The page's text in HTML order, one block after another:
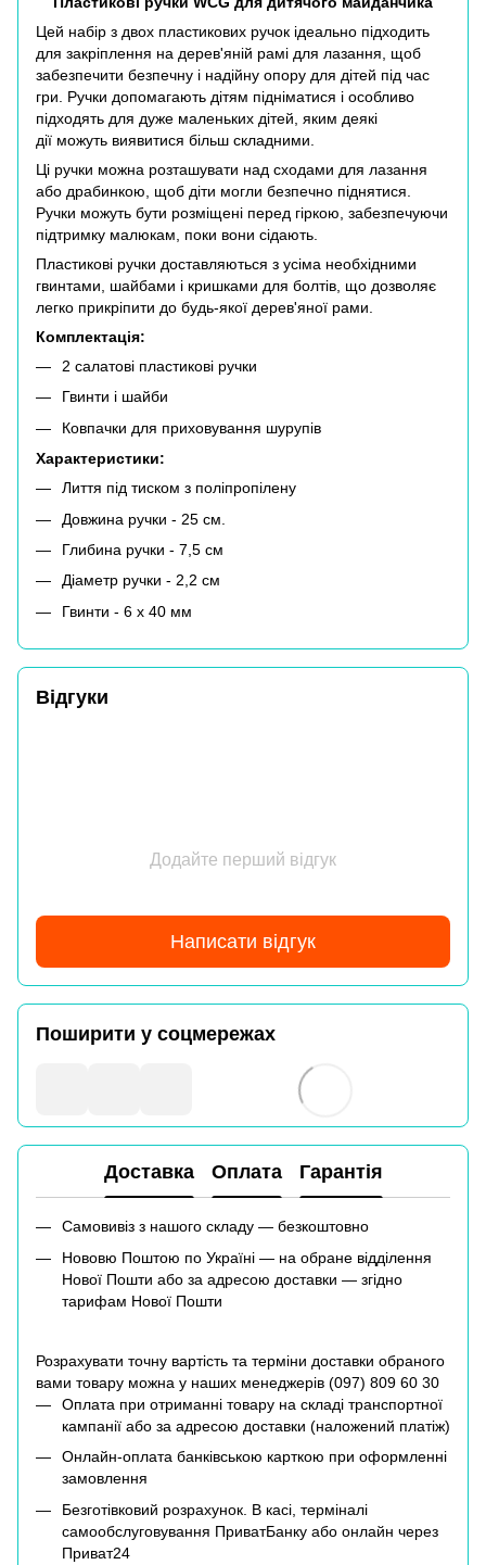
Цей набір з двох пластикових ручок ідеально підходить
для закріплення на дерев'яній рамі для лазання, щоб
забезпечити безпечну і надійну опору для дітей під час
гри. Ручки допомагають дітям підніматися і особливо
підходять для дуже маленьких дітей, яким деякі
дії можуть виявитися більш складними.
Ці ручки можна розташувати над сходами для лазання
або драбинкою, щоб діти могли безпечно піднятися.
Ручки можуть бути розміщені перед гіркою, забезпечуючи
підтримку малюкам, поки вони сідають.
Пластикові ручки доставляються з усіма необхідними
гвинтами, шайбами ​​і кришками для болтів, що дозволяє
легко прикріпити до будь-якої дерев'яної рами.
Комплектація:
2 салатові пластикові ручки
Гвинти і шайби
Ковпачки для приховування шурупів
Характеристики:
Лиття під тиском з поліпропілену
Довжина ручки - 25 см.
Глибина ручки - 7,5 см
Діаметр ручки - 2,2 см
Гвинти - 6 х 40 мм
Відгуки
Додайте перший відгук
Написати відгук
Поширити у соцмережах
Доставка Оплата Гарантія
Самовивіз з нашого складу — безкоштовно
Нововю Поштою по Україні — на обране відділення
Нової Пошти або за адресою доставки — згідно
тарифам Нової Пошти
Розрахувати точну вартість та терміни доставки обраного
вами товару можна у наших менеджерів (097) 809 60 30
Оплата при отриманні товару на складі транспортної
кампанії або за адресою доставки (наложений платіж)
Онлайн-оплата банківською карткою при оформленні
замовлення
Безготівковий розрахунок. В касі, терміналі
самообслуговування ПриватБанку або онлайн через
Приват24